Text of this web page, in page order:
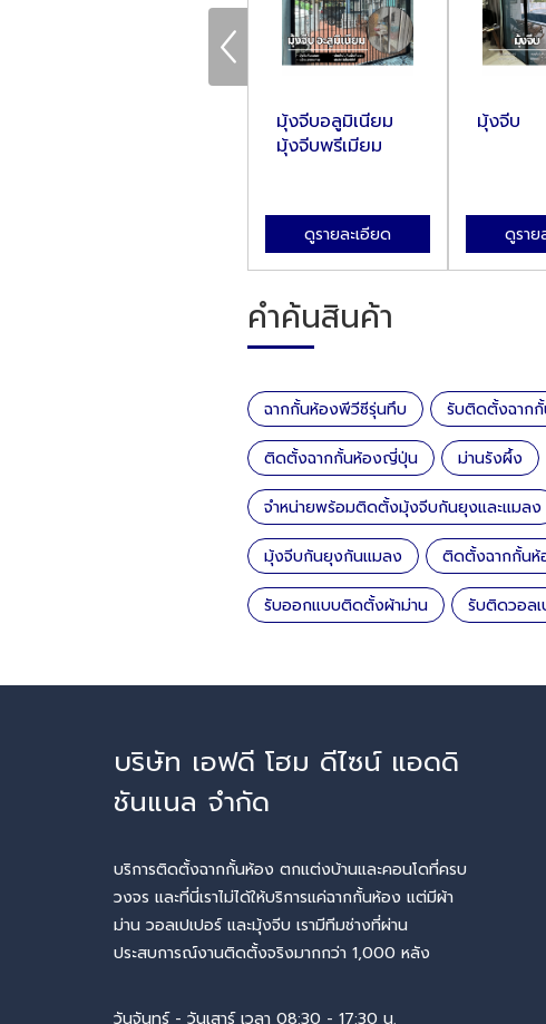
มุ้งจีบอลูมิเนียม
มุ้งจีบพรีเมียม
ดูรายละเอียด
มุ้งจีบ
ดูราย
คำค้นสินค้า
ฉากกั้นห้องพีวีซีรุ่นทึบ รับติดตั้งฉาก
ติดตั้งฉากกั้นห้องญี่ปุ่น ม่านรังผึ้ง
จำหน่ายพร้อมติดตั้งมุ้งจีบกันยุงและแมลง
มุ้งจีบกันยุงกันแมลง ติดตั้งฉากกั้นห้
รับออกแบบติดตั้งผ้าม่าน รับติดวอลเ
บริษัท เอฟดี โฮม ดีไซน์ แอดดิ
ชันแนล จำกัด
บริการติดตั้งฉากกั้นห้อง ตกแต่งบ้านและคอนโดที่ครบ
วงจร และที่นี่เราไม่ได้ให้บริการแค่ฉากกั้นห้อง แต่มีผ้า
ม่าน วอลเปเปอร์ และมุ้งจีบ เรามีทีมช่างที่ผ่าน
ประสบการณ์งานติดตั้งจริงมากกว่า 1,000 หลัง
วันจันทร์ - วันเสาร์ เวลา 08:30 - 17:30 น.